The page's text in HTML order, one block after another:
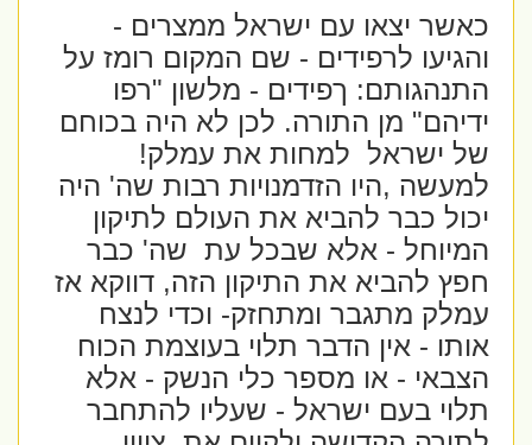
כאשר יצאו עם ישראל ממצרים -
והגיעו לרפידים - שם המקום רומז על
התנהגותם: ךפידים - מלשון "רפו
ידיהם" מן התורה. לכן לא היה בכוחם
של ישראל למחות את עמלק!
למעשה ,היו הזדמנויות רבות שה' היה
יכול כבר להביא את העולם לתיקון
המיוחל - אלא שבכל עת שה' כבר
חפץ להביא את התיקון הזה, דווקא אז
עמלק מתגבר ומתחזק- וכדי לנצח
אותו - אין הדבר תלוי בעוצמת הכוח
הצבאי - או מספר כלי הנשק - אלא
תלוי בעם ישראל - שעליו להתחבר